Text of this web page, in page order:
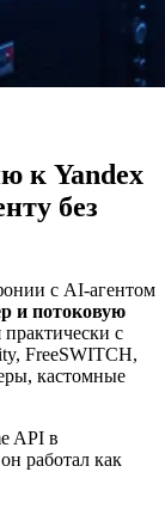
к Yandex
без
с AI-агентом
и потоковую
с
FreeSWITCH,
кастомные
API в
работал как